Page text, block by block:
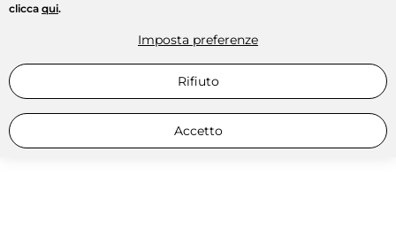
clicca qui.
Imposta preferenze
Rifiuto
Accetto